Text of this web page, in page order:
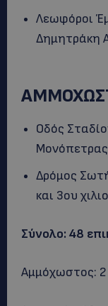
Λεωφόροι
Δημητράκη
Οδός
Δρόμος
και 3ου
Σύνολο: 48
Αμμόχωστος: 2